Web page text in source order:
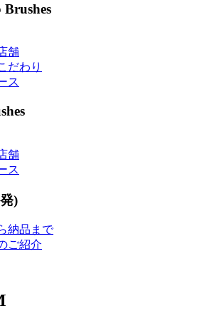
舗
だわり
ス
舗
ス
)
納品まで
ご紹介